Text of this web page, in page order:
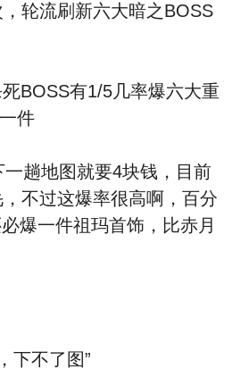
轮流刷新六大暗之BOSS
BOSS有1/5几率爆六大重
件
趟地图就要4块钱，目前
不过这爆率很高啊，百分
爆一件祖玛首饰，比赤月
下不了图”